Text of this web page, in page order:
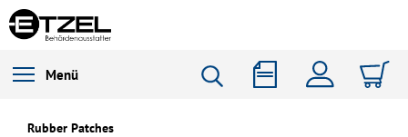
Menü
Rubber Patches